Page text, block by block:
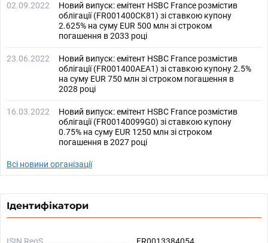
02.09.2022
Новий випуск: емітент HSBC France розмістив
облігації (FR001400CK81) зі ставкою купону
2.625% на суму EUR 500 млн зі строком
погашення в 2033 році
23.06.2022
Новий випуск: емітент HSBC France розмістив
облігації (FR001400AEA1) зі ставкою купону 2.5%
на суму EUR 750 млн зі строком погашення в
2028 році
16.03.2022
Новий випуск: емітент HSBC France розмістив
облігації (FR00140099G0) зі ставкою купону
0.75% на суму EUR 1250 млн зі строком
погашення в 2027 році
Всі новини організації
Ідентифікатори